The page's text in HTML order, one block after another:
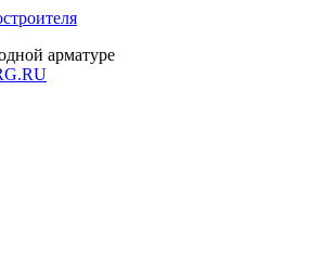
арматуре